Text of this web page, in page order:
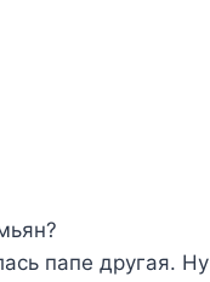
папе другая. Ну